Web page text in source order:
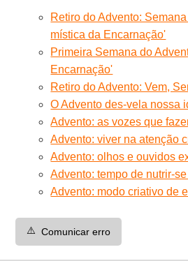
Retiro do Advento:
mística da Encarnação'
Primeira Semana do
Encarnação'
Retiro do Advento: Vem,
O Advento des-vela nossa
Advento: as vozes que
Advento: viver na atenção
Advento: olhos e ouvidos
Advento: tempo de nutrir-
Advento: modo criativo de
⚠️ Comunicar erro